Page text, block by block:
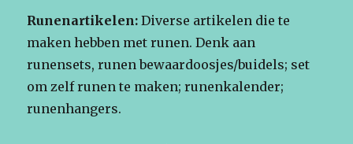
Runenartikelen: Diverse artikelen die te
maken hebben met runen. Denk aan
runensets, runen bewaardoosjes/buidels; set
om zelf runen te maken; runenkalender;
runenhangers.